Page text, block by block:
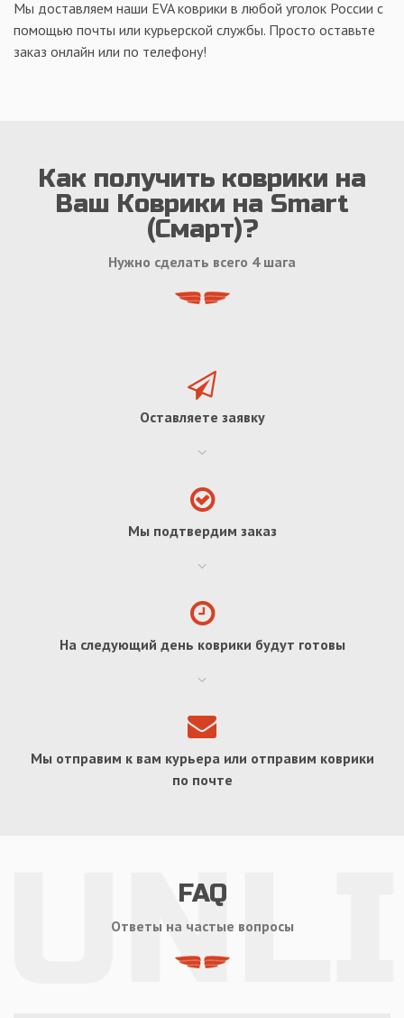
Мы доставляем наши EVA коврики в любой уголок России с
помощью почты или курьерской службы. Просто оставьте
заказ онлайн или по телефону!
Как получить коврики на
Ваш Коврики на Smart
(Смарт)?
Нужно сделать всего 4 шага
Оставляете заявку
Мы подтвердим заказ
На следующий день коврики будут готовы
Мы отправим к вам курьера или отправим коврики
по почте
FAQ
Ответы на частые вопросы